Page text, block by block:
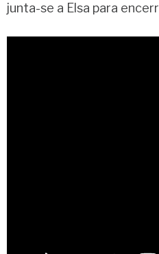
junta-se a Elsa para